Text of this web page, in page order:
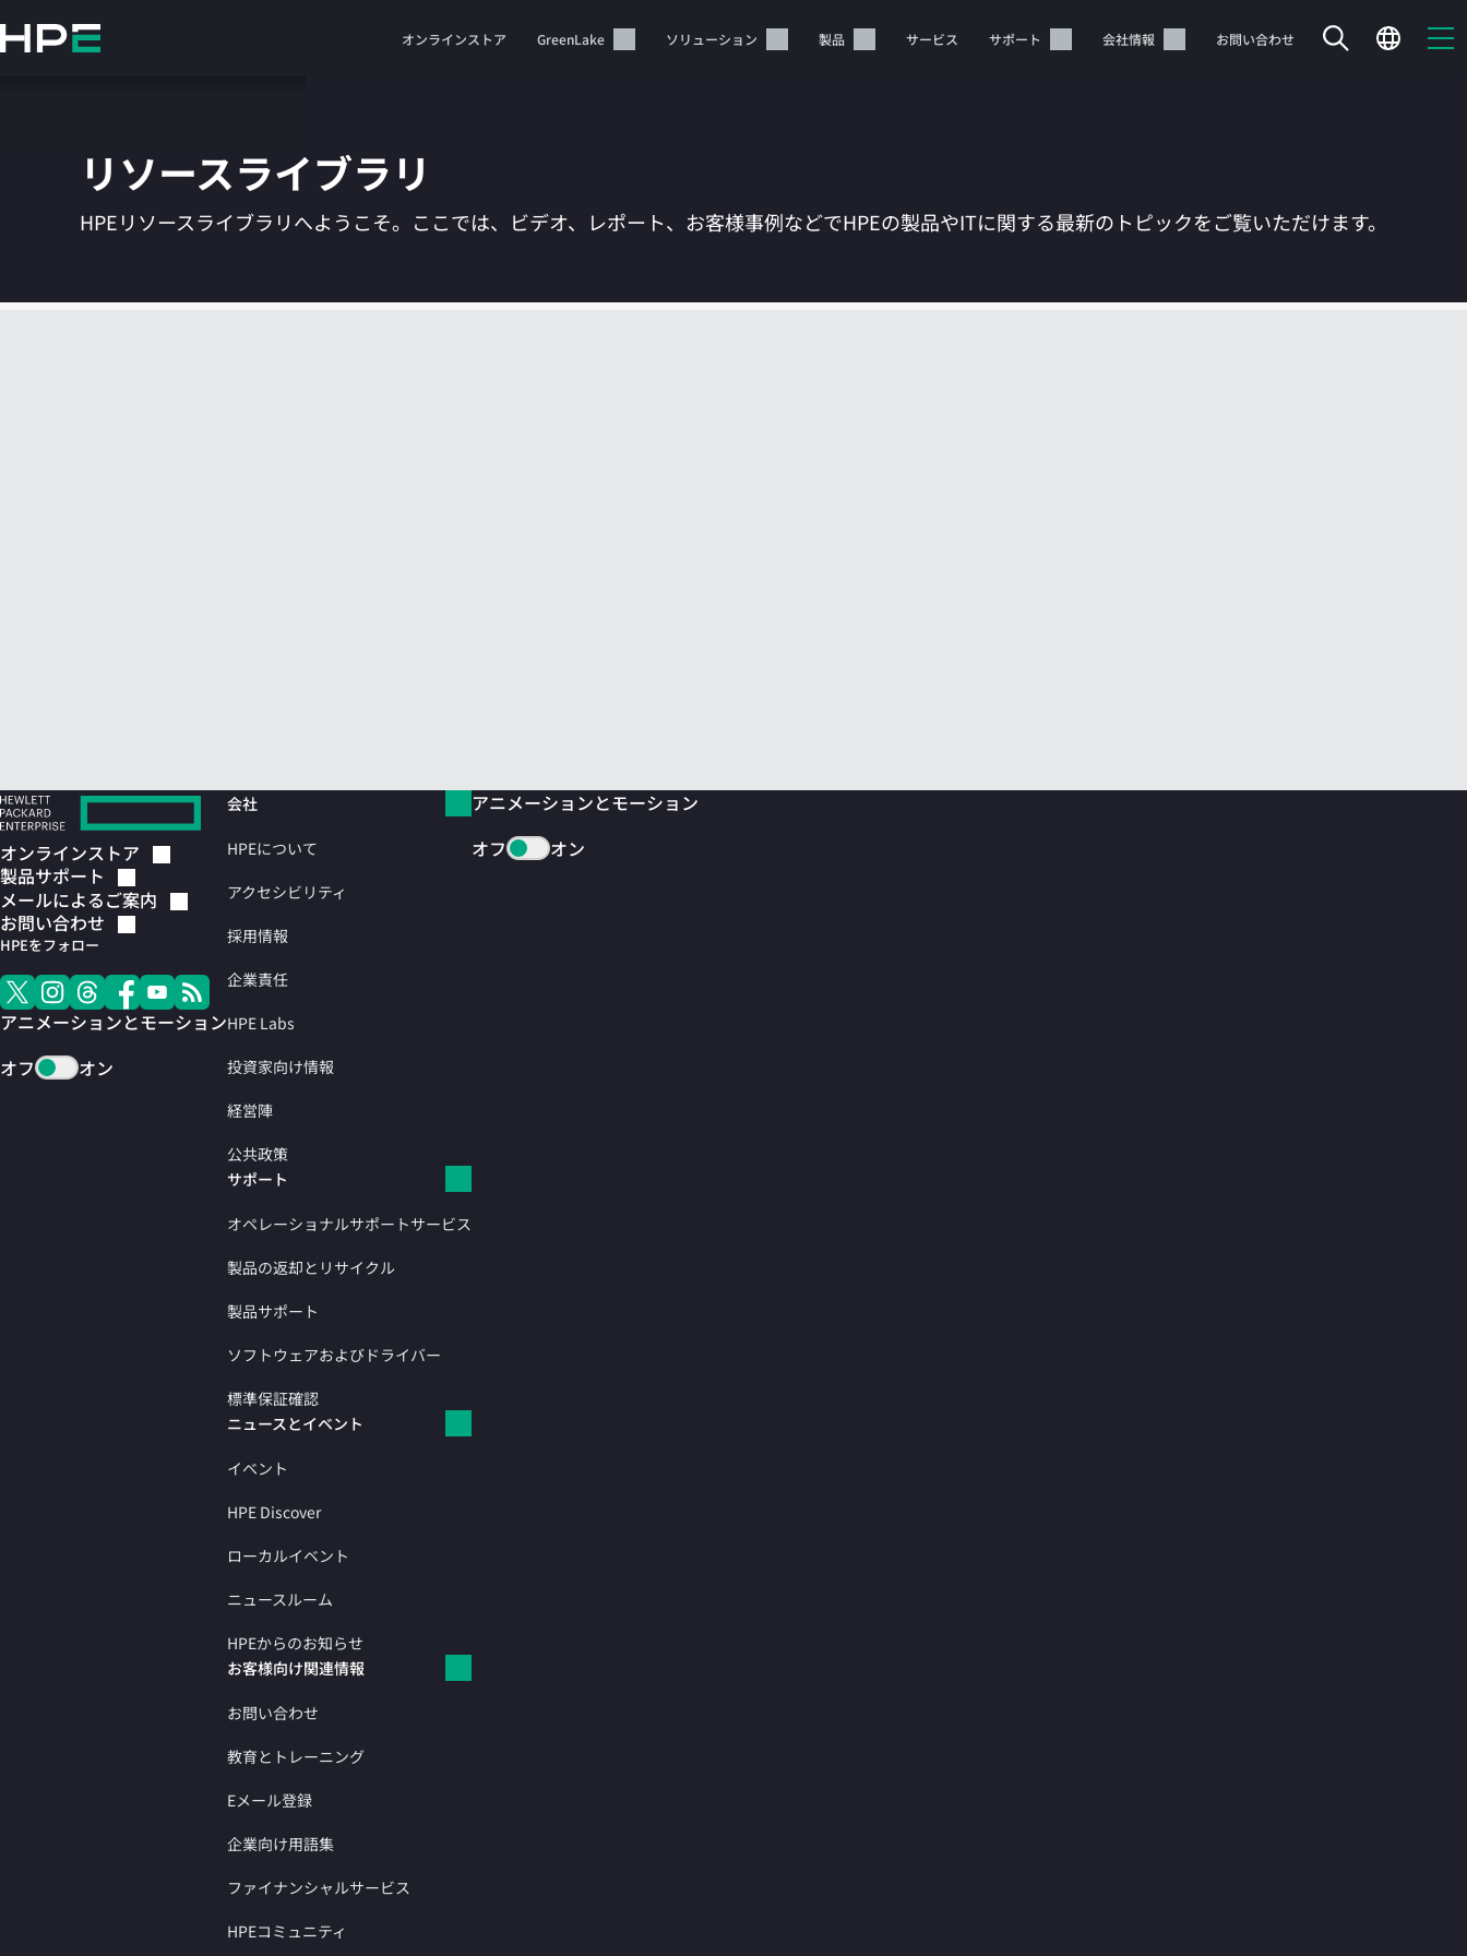
イ
ッ
オンラインストア GreenLake ソリューション 製品 サービス サポート 会社情報 お問い合わせ
カートは空です
リソースライブラリ
HPEリソースライブラリへようこそ。ここでは、ビデオ、レポート、お客様事例などでHPEの製品やITに関する最新のトピックをご覧いただけます。
オンラインストア
製品サポート
メールによるご案内
お問い合わせ
HPEをフォロー
アニメーションとモーション
オフ
オン
会社
HPEについて
アクセシビリティ
採用情報
企業責任
HPE Labs
投資家向け情報
経営陣
公共政策
サポート
オペレーショナルサポートサービス
製品の返却とリサイクル
製品サポート
ソフトウェアおよびドライバー
標準保証確認
ニュースとイベント
イベント
HPE Discover
ローカルイベント
ニュースルーム
HPEからのお知らせ
お客様向け関連情報
お問い合わせ
教育とトレーニング
Eメール登録
企業向け用語集
ファイナンシャルサービス
HPEコミュニティ
アニメーションとモーション
オフ
オン